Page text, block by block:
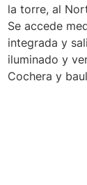
la torre, al
Se accede
integrada y
iluminado y
Cochera y